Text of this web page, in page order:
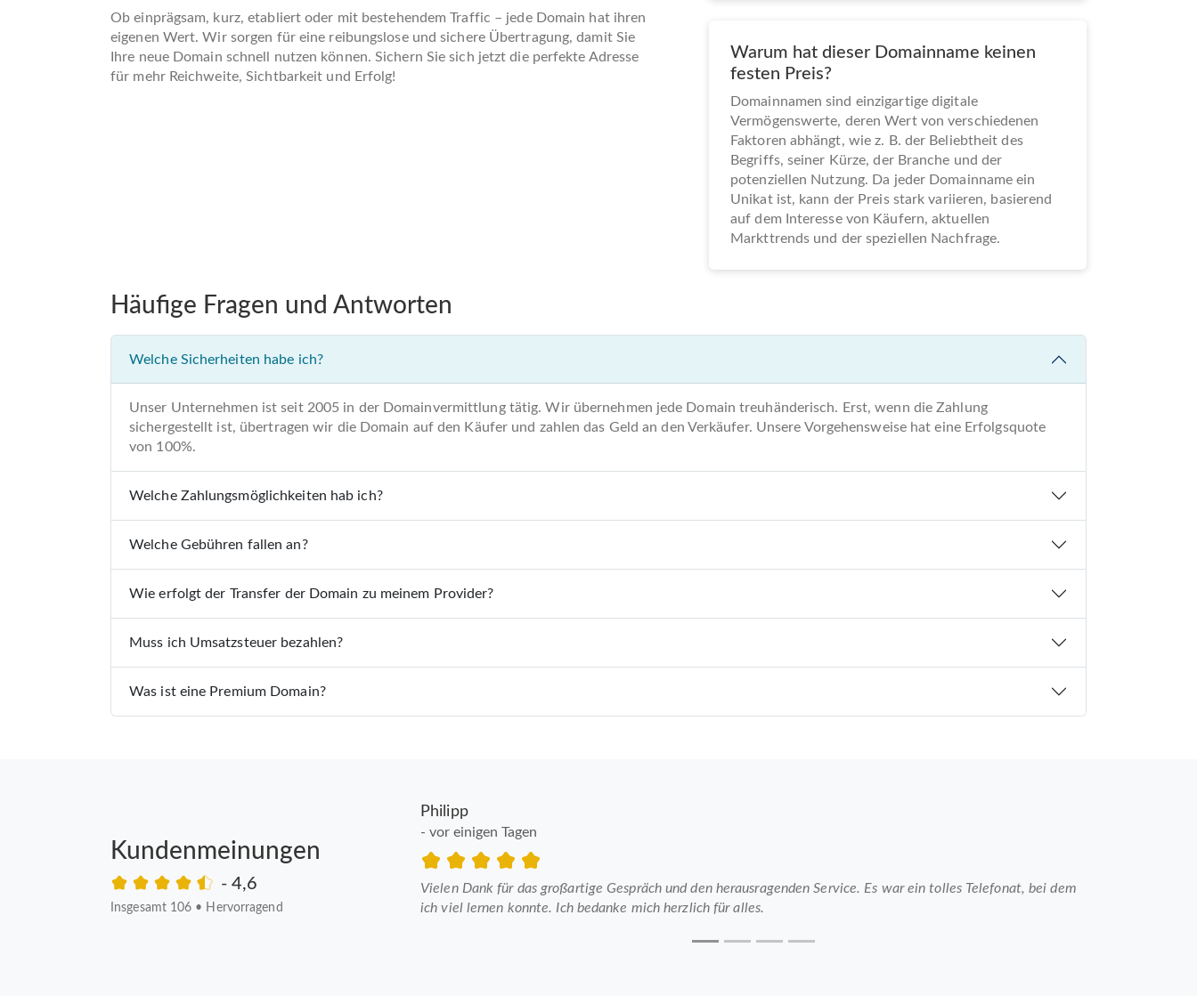
Ob einprägsam, kurz, etabliert oder mit bestehendem Traffic – jede Domain hat ihren
eigenen Wert. Wir sorgen für eine reibungslose und sichere Übertragung, damit Sie
Ihre neue Domain schnell nutzen können. Sichern Sie sich jetzt die perfekte Adresse
für mehr Reichweite, Sichtbarkeit und Erfolg!
Warum hat dieser Domainname keinen
festen Preis?
Domainnamen sind einzigartige digitale
Vermögenswerte, deren Wert von verschiedenen
Faktoren abhängt, wie z. B. der Beliebtheit des
Begriffs, seiner Kürze, der Branche und der
potenziellen Nutzung. Da jeder Domainname ein
Unikat ist, kann der Preis stark variieren, basierend
auf dem Interesse von Käufern, aktuellen
Markttrends und der speziellen Nachfrage.
Häufige Fragen und Antworten
Welche Sicherheiten habe ich?
Unser Unternehmen ist seit 2005 in der Domainvermittlung tätig. Wir übernehmen jede Domain treuhänderisch. Erst, wenn die Zahlung
sichergestellt ist, übertragen wir die Domain auf den Käufer und zahlen das Geld an den Verkäufer. Unsere Vorgehensweise hat eine Erfolgsquote
von 100%.
Welche Zahlungsmöglichkeiten hab ich?
Welche Gebühren fallen an?
Wie erfolgt der Transfer der Domain zu meinem Provider?
Muss ich Umsatzsteuer bezahlen?
Was ist eine Premium Domain?
Kundenmeinungen
- 4,6
Insgesamt 106 • Hervorragend
Philipp
- vor einigen Tagen
Vielen Dank für das großartige Gespräch und den herausragenden Service. Es war ein tolles Telefonat, bei dem
ich viel lernen konnte. Ich bedanke mich herzlich für alles.